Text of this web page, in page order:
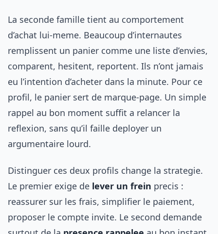
La seconde famille tient au comportement
d’achat lui-meme. Beaucoup d’internautes
remplissent un panier comme une liste d’envies,
comparent, hesitent, reportent. Ils n’ont jamais
eu l’intention d’acheter dans la minute. Pour ce
profil, le panier sert de marque-page. Un simple
rappel au bon moment suffit a relancer la
reflexion, sans qu’il faille deployer un
argumentaire lourd.
Distinguer ces deux profils change la strategie.
Le premier exige de lever un frein precis :
reassurer sur les frais, simplifier le paiement,
proposer le compte invite. Le second demande